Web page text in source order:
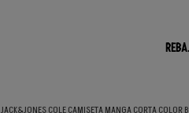
JACK&JONES COLE CAMISETA MANGA CORTA